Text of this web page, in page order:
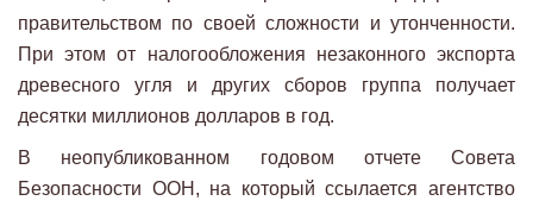
правительством по своей сложности и утонченности.
При этом от налогообложения незаконного экспорта
древесного угля и других сборов группа получает
десятки миллионов долларов в год.
В неопубликованном годовом отчете Совета
Безопасности ООН, на который ссылается агентство